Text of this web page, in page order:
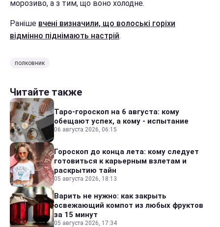
морозиво, а з тим, що воно холодне.
Раніше вчені визначили, що волоські горіхи
відмінно піднімають настрій.
полковник
Читайте также
Таро-гороскоп на 6 августа: кому
обещают успех, а кому - испытание
06 августа 2026, 06:15
Гороскоп до конца лета: кому следует
готовиться к карьерным взлетам и
раскрытию тайн
05 августа 2026, 18:13
Варить не нужно: как закрыть
освежающий компот из любых фруктов
за 15 минут
05 августа 2026, 17:34